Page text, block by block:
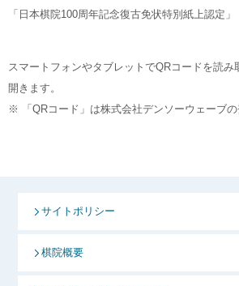
「日本棋院100周年記念復古免状特別紙上認定」
スマートフォンやタブレットでQRコードを読
開きます。
※ 「QRコード」は株式会社デンソーウェーブの
サイトポリシー
棋院概要